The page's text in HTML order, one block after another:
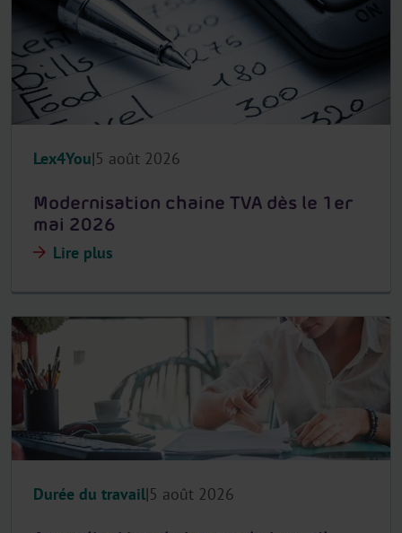
Lex4You 5 août 2026
Modernisation chaine TVA dès le 1er
mai 2026
Lire plus
Durée du travail 5 août 2026